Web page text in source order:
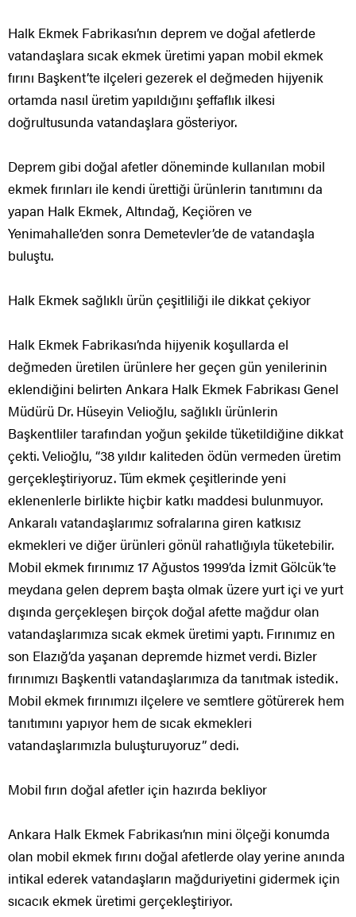
Halk Ekmek Fabrikası’nın deprem ve doğal afetlerde
vatandaşlara sıcak ekmek üretimi yapan mobil ekmek
fırını Başkent’te ilçeleri gezerek el değmeden hijyenik
ortamda nasıl üretim yapıldığını şeffaflık ilkesi
doğrultusunda vatandaşlara gösteriyor.
Deprem gibi doğal afetler döneminde kullanılan mobil
ekmek fırınları ile kendi ürettiği ürünlerin tanıtımını da
yapan Halk Ekmek, Altındağ, Keçiören ve
Yenimahalle’den sonra Demetevler’de de vatandaşla
buluştu.
Halk Ekmek sağlıklı ürün çeşitliliği ile dikkat çekiyor
Halk Ekmek Fabrikası’nda hijyenik koşullarda el
değmeden üretilen ürünlere her geçen gün yenilerinin
eklendiğini belirten Ankara Halk Ekmek Fabrikası Genel
Müdürü Dr. Hüseyin Velioğlu, sağlıklı ürünlerin
Başkentliler tarafından yoğun şekilde tüketildiğine dikkat
çekti. Velioğlu, “38 yıldır kaliteden ödün vermeden üretim
gerçekleştiriyoruz. Tüm ekmek çeşitlerinde yeni
eklenenlerle birlikte hiçbir katkı maddesi bulunmuyor.
Ankaralı vatandaşlarımız sofralarına giren katkısız
ekmekleri ve diğer ürünleri gönül rahatlığıyla tüketebilir.
Mobil ekmek fırınımız 17 Ağustos 1999’da İzmit Gölcük’te
meydana gelen deprem başta olmak üzere yurt içi ve yurt
dışında gerçekleşen birçok doğal afette mağdur olan
vatandaşlarımıza sıcak ekmek üretimi yaptı. Fırınımız en
son Elazığ’da yaşanan depremde hizmet verdi. Bizler
fırınımızı Başkentli vatandaşlarımıza da tanıtmak istedik.
Mobil ekmek fırınımızı ilçelere ve semtlere götürerek hem
tanıtımını yapıyor hem de sıcak ekmekleri
vatandaşlarımızla buluşturuyoruz” dedi.
Mobil fırın doğal afetler için hazırda bekliyor
Ankara Halk Ekmek Fabrikası’nın mini ölçeği konumda
olan mobil ekmek fırını doğal afetlerde olay yerine anında
intikal ederek vatandaşların mağduriyetini gidermek için
sıcacık ekmek üretimi gerçekleştiriyor.